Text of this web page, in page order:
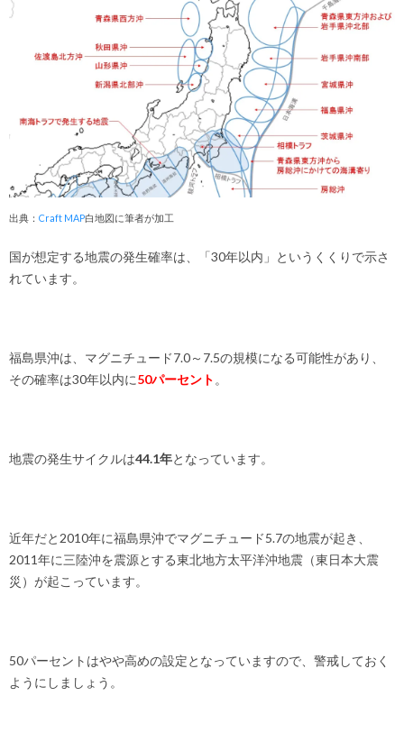
出典： Craft MAP白地図に筆者が加工
国が想定する地震の発生確率は、「30年以内」というくくりで示さ
れています。
福島県沖は、マグニチュード7.0～7.5の規模になる可能性があり、
その確率は30年以内に50パーセント 。
地震の発生サイクルは44.1年となっています。
近年だと2010年に福島県沖でマグニチュード5.7の地震が起き、
2011年に三陸沖を震源とする東北地方太平洋沖地震（東日本大震
災）が起こっています。
50パーセントはやや高めの設定となっていますので、警戒しておく
ようにしましょう。